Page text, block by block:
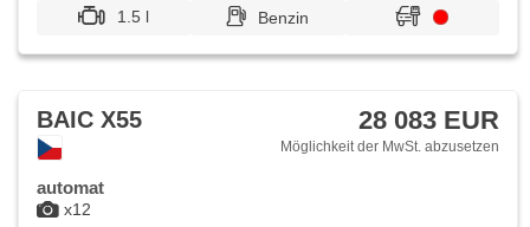
1.5 l
Benzin
x12
BAIC X55 28 083 EUR
Möglichkeit der MwSt. abzusetzen
automat